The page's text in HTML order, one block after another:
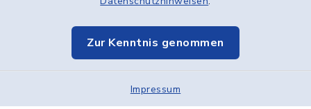
Zur Kenntnis genommen
Impressum
Elektronische Kommunikation
Sitemap